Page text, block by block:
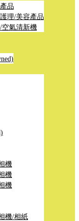
品
理/美容產品
空氣清新機
機
機
機
機/相紙